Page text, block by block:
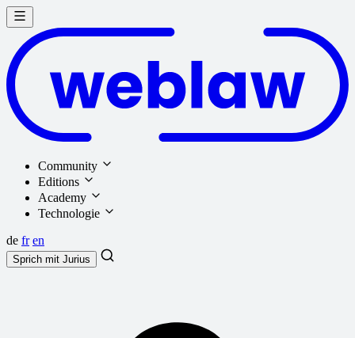
Community
Editions
Academy
Technologie
de fr en
Sprich mit Jurius